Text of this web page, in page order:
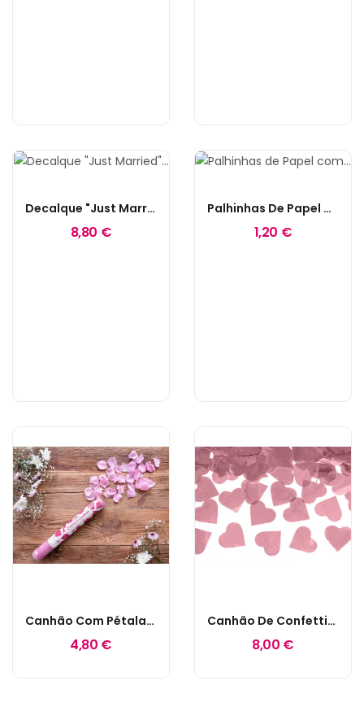
Decalque "Just Married" Para Vestuário
8,80 €
Palhinhas De Papel Com Corações Rose Gold
1,20 €
Canhão Com Pétalas Em Rosa
4,80 €
Canhão De Confettis Corações Rose Gold
8,00 €